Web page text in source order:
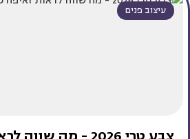
עיצוב פנים